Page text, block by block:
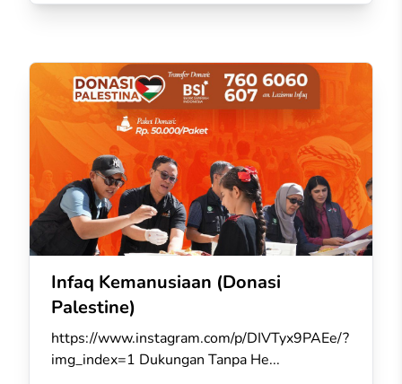
Infaq Kemanusiaan (Donasi
Palestine)
https://www.instagram.com/p/DIVTyx9PAEe/?
img_index=1 Dukungan Tanpa He...